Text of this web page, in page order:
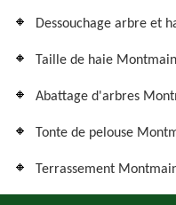
Dessouchage arbre et
Taille de haie
Abattage d'arbres
Tonte de pelouse
Terrassement